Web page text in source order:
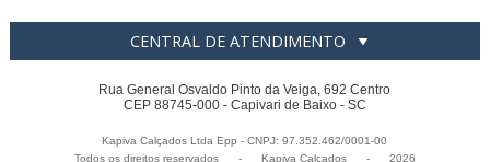
CENTRAL DE ATENDIMENTO
Rua General Osvaldo Pinto da Veiga, 692 Centro
CEP 88745-000 - Capivari de Baixo - SC
Kapiva Calçados Ltda Epp - CNPJ: 97.352.462/0001-00
Todos os direitos reservados
- Kapiva Calçados - 2026